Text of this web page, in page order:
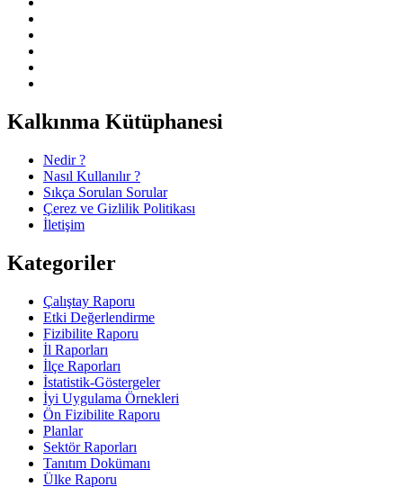
Kalkınma Kütüphanesi
Nedir ?
Nasıl Kullanılır ?
Sıkça Sorulan Sorular
Çerez ve Gizlilik Politikası
İletişim
Kategoriler
Çalıştay Raporu
Etki Değerlendirme
Fizibilite Raporu
İl Raporları
İlçe Raporları
İstatistik-Göstergeler
İyi Uygulama Örnekleri
Ön Fizibilite Raporu
Planlar
Sektör Raporları
Tanıtım Dokümanı
Ülke Raporu